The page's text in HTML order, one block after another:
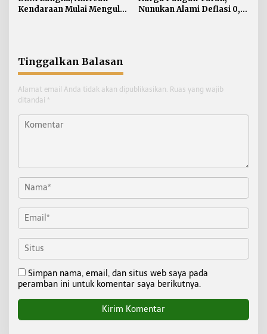
Kendaraan Mulai Mengular
Nunukan Alami Deflasi 0,74
Tinggalkan Balasan
Alamat email Anda tidak akan dipublikasikan. Ruas yang wajib
ditandai *
Simpan nama, email, dan situs web saya pada
peramban ini untuk komentar saya berikutnya.